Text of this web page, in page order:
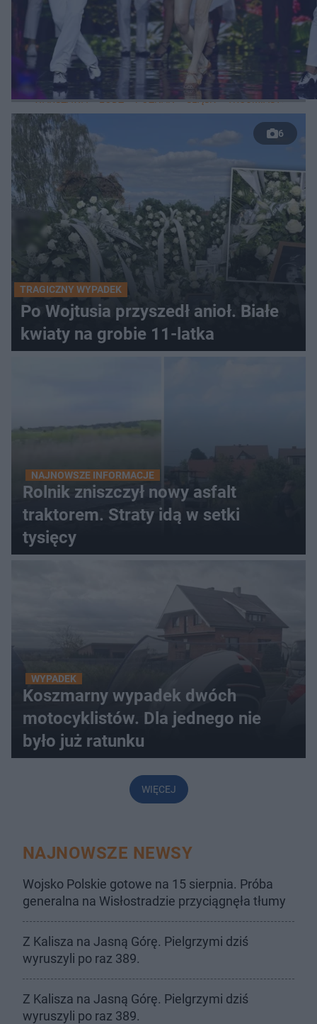
WIĘCEJ
LOKALNE
WARSZAWA ŁÓDŹ POZNAŃ ŚLĄSK TRÓJMIASTO
6
TRAGICZNY WYPADEK
Po Wojtusia przyszedł anioł. Białe
kwiaty na grobie 11-latka
NAJNOWSZE INFORMACJE
Rolnik zniszczył nowy asfalt
traktorem. Straty idą w setki
tysięcy
WYPADEK
Koszmarny wypadek dwóch
motocyklistów. Dla jednego nie
było już ratunku
WIĘCEJ
NAJNOWSZE NEWSY
Wojsko Polskie gotowe na 15 sierpnia. Próba
generalna na Wisłostradzie przyciągnęła tłumy
Z Kalisza na Jasną Górę. Pielgrzymi dziś
wyruszyli po raz 389.
Z Kalisza na Jasną Górę. Pielgrzymi dziś
wyruszyli po raz 389.